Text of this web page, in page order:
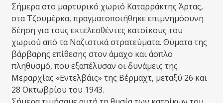
Σήμερα στο μαρτυρικό χωριό Καταρράκτης Άρτας,
στα Τζουμέρκα, πραγματοποιήθηκε επιμνημόσυνη
δέηση για τους εκτελεσθέντες κατοίκους του
χωριού από τα Ναζιστικά στρατεύματα. Θύματα της
βάρβαρης επίθεσης στον άμαχο και άοπλο
πληθυσμό, που εξαπέλυσαν οι δυνάμεις της
Μεραρχίας «Εντελβάις» της Βέρμαχτ, μεταξύ 26 και
28 Οκτωβρίου του 1943.